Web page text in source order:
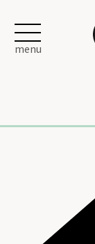
menu